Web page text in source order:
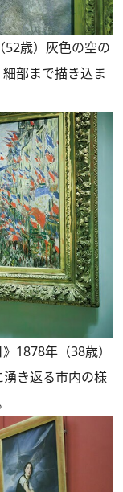
52歳）灰色の空の
部まで描き込ま
1878年（38歳）
き返る市内の様